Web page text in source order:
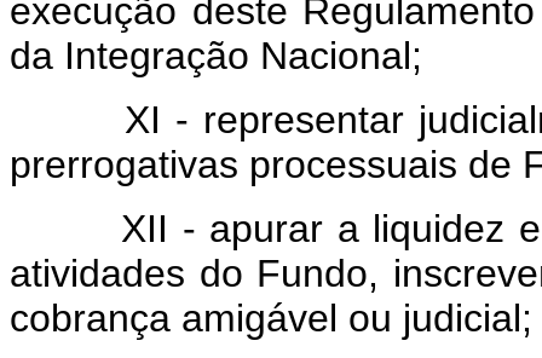
execução deste
da Integração Nacional;
XI - representar
prerrogativas processuais de
XII - apurar a liquidez e a
atividades do Fundo,
cobrança amigável ou judicial;